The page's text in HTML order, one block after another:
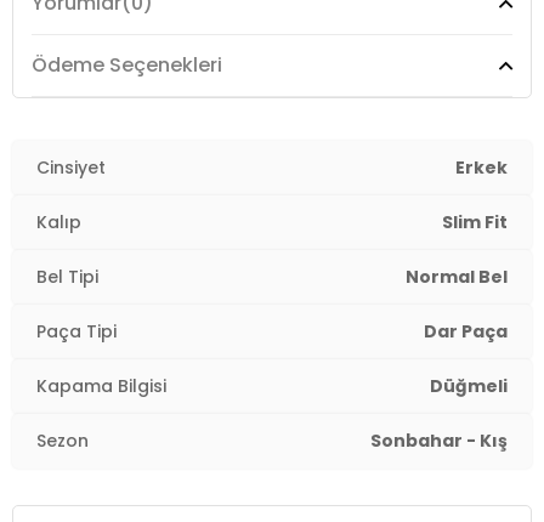
Manken Ölçüsü :
Ödeme Seçenekleri
Cinsiyet Erkek
Kalıp Slim Fit
Bel Tipi Normal Bel
Paça Tipi Dar Paça
Kapama Bilgisi Düğmeli
Sezon Sonbahar - Kış